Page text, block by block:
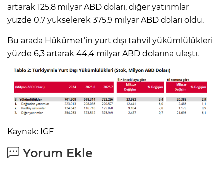
artarak 125,8 milyar ABD doları, diğer yatırımlar
yüzde 0,7 yükselerek 375,9 milyar ABD doları oldu.
Bu arada Hükümet’in yurt dışı tahvil yükümlülükleri
yüzde 6,3 artarak 44,4 milyar ABD dolarına ulaştı.
Kaynak: IGF
Yorum Ekle